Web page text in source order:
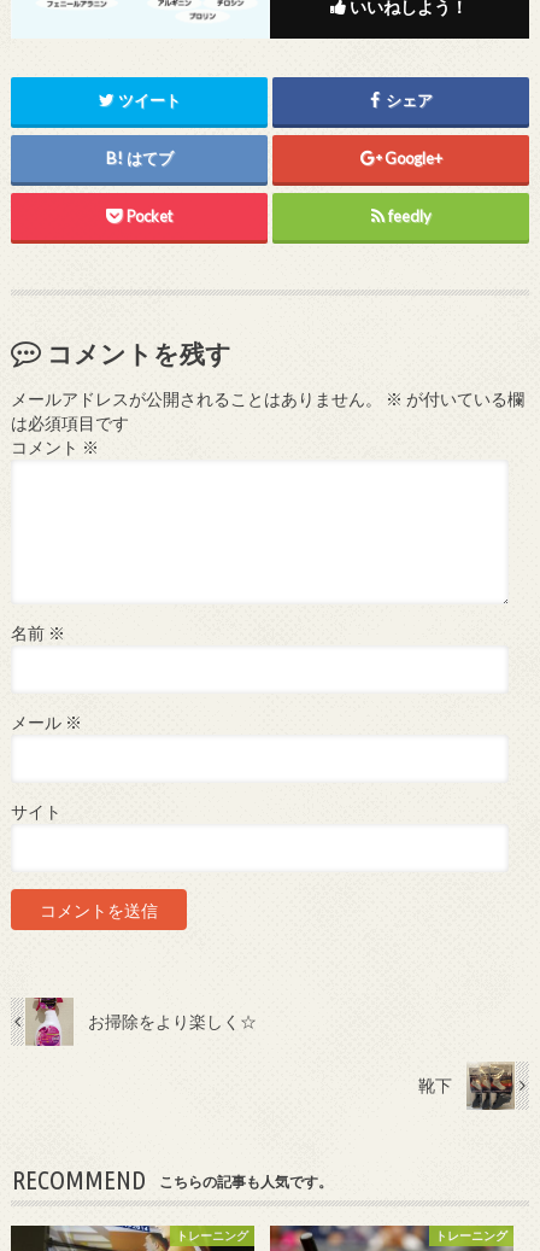
いいねしよう！
ツイート シェア
はてブ Google+
Pocket feedly
コメントを残す
メールアドレスが公開されることはありません。 ※ が付いている欄
は必須項目です
コメント ※
名前 ※
メール ※
サイト
お掃除をより楽しく☆
靴下
RECOMMEND こちらの記事も人気です。
トレーニング トレーニング